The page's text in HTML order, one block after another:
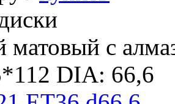
матовый с
DIA: 66,6